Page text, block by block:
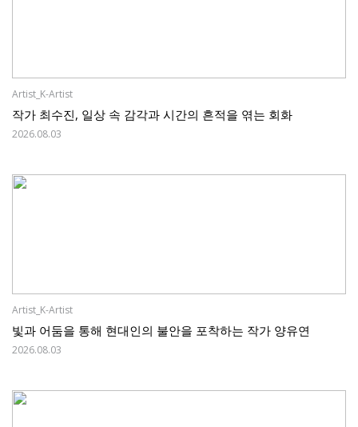
Artist_K-Artist
작가 최수진, 일상 속 감각과 시간의 흔적을 엮는 회화
2026.08.03
Artist_K-Artist
빛과 어둠을 통해 현대인의 불안을 포착하는 작가 양유연
2026.08.03